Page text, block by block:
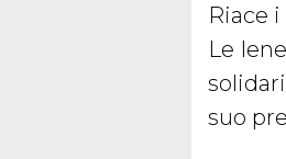
Riace
Le
suo